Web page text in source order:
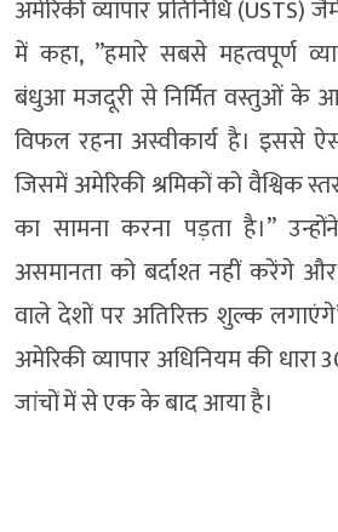
अमेरिकी व्यापार प्रतिनिधि (USTS)
में कहा, ”हमारे सबसे महत्वपूर्ण
बंधुआ मजदूरी से निर्मित वस्तुओं के
विफल रहना अस्वीकार्य है। इससे
जिसमें अमेरिकी श्रमिकों को वैश्विक
का सामना करना पड़ता है।”
असमानता को बर्दाश्त नहीं करेंगे
वाले देशों पर अतिरिक्त शुल्क
अमेरिकी व्यापार अधिनियम की
जांचों में से एक के बाद आया है।